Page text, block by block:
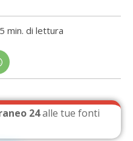
5 min. di lettura
24alle tue fonti